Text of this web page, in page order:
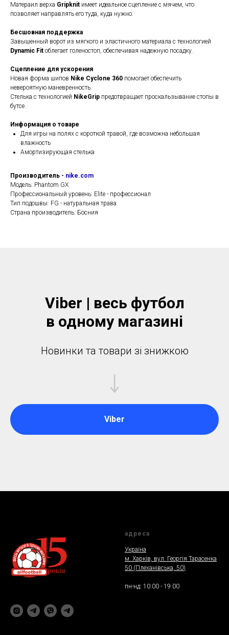
Матераил верха Gripknit имеет идеальное сцепление с мячем, что
позволяет направлять его туда, куда нужно.
Бесшовная поддержка
Завышенный ворот из мягкого и эластичного материала с технологией
Dynamic Fit облегает голеностоп, обеспечивая надежную посадку.
Сцепление для ускорения
Новая форма шипов Nike Cyclone 360 ​​помогает обеспечить
невероятную маневренность.
Стелька с технологией NikeGrip предотвращает проскальзывание стопы в
бутсе.
Информация о товаре
Для игры на полях с короткой травой, где возможна небольшая
влажность
Амортизирующая стелька
Производитель - nike.com
Модель: Phantom GX
Профессиональный уровень: Elite - профессионал
Тип подошвы: FG - натуральная трава
Страна производитель: Босния
Viber | весь футбол
в одному магазинi
Новинки та товари зі знижкою
Viber
адреса
Україна
м. Харкiв, вул. Георгія Тарасенка
50 (Плеханiвська, 50)
пн-нд: 10:00 - 19:00